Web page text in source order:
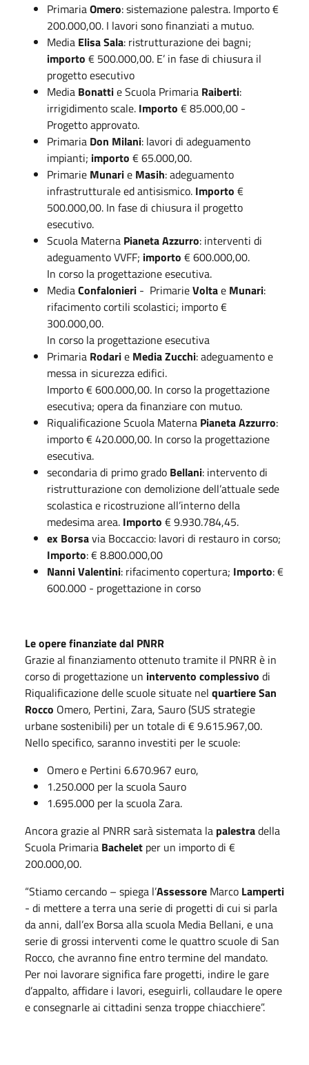
PrimariaOmero: sistemazione palestra. Importo €
200.000,00. I lavori sono finanziati a mutuo.
Media Elisa Sala: ristrutturazione dei bagni;
importo € 500.000,00. E’ in fase di chiusura il
progetto esecutivo
Media Bonattie Scuola Primaria Raiberti:
irrigidimento scale. Importo € 85.000,00 -
Progetto approvato.
Primaria Don Milani: lavori di adeguamento
impianti; importo € 65.000,00.
Primarie Munarie Masih: adeguamento
infrastrutturale ed antisismico. Importo €
500.000,00. In fase di chiusura il progetto
esecutivo.
Scuola Materna Pianeta Azzurro: interventi di
adeguamento VVFF; importo € 600.000,00.
In corso la progettazione esecutiva.
MediaConfalonieri - PrimarieVoltae Munari:
rifacimento cortili scolastici; importo €
300.000,00.
In corso la progettazione esecutiva
Primaria Rodarie Media Zucchi: adeguamento e
messa in sicurezza edifici.
Importo € 600.000,00. In corso la progettazione
esecutiva; opera da finanziare con mutuo.
Riqualificazione Scuola Materna Pianeta Azzurro:
importo € 420.000,00. In corso la progettazione
esecutiva.
secondaria di primo grado Bellani: intervento di
ristrutturazione con demolizione dell’attuale sede
scolastica e ricostruzione all’interno della
medesima area. Importo € 9.930.784,45.
ex Borsavia Boccaccio: lavori di restauro in corso;
Importo: € 8.800.000,00
Nanni Valentini: rifacimento copertura; Importo: €
600.000 - progettazione in corso
Le opere finanziate dal PNRR
Grazie al finanziamento ottenuto tramite il PNRR è in
corso di progettazione un intervento complessivo di
Riqualificazione delle scuole situate nel quartiere San
Rocco Omero, Pertini, Zara, Sauro (SUS strategie
urbane sostenibili) per un totale di € 9.615.967,00.
Nello specifico, saranno investiti per le scuole:
Omero e Pertini 6.670.967 euro,
1.250.000 per la scuola Sauro
1.695.000 per la scuola Zara.
Ancora grazie al PNRR sarà sistemata la palestradella
Scuola Primaria Bachelet per un importo di €
200.000,00.
“Stiamo cercando – spiega l’Assessore Marco Lamperti
- di mettere a terra una serie di progetti di cui si parla
da anni, dall’ex Borsa alla scuola Media Bellani, e una
serie di grossi interventi come le quattro scuole di San
Rocco, che avranno fine entro termine del mandato.
Per noi lavorare significa fare progetti, indire le gare
d’appalto, affidare i lavori, eseguirli, collaudare le opere
e consegnarle ai cittadini senza troppe chiacchiere”.